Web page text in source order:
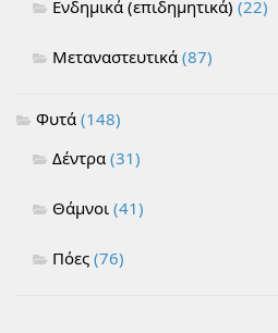
Ενδημικά (επιδημητικά) (22)
Μεταναστευτικά (87)
Φυτά (148)
Δέντρα (31)
Θάμνοι (41)
Πόες (76)